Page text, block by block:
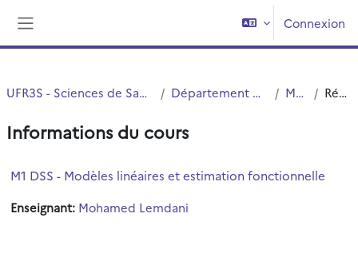
Connexion
UFR3S - Sciences de Santé et du Sport Département UFR3S - ILIS Master Résumé
Informations du cours
M1 DSS - Modèles linéaires et estimation fonctionnelle
Enseignant: Mohamed Lemdani